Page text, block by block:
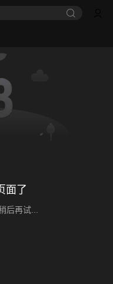
面了
后再试...